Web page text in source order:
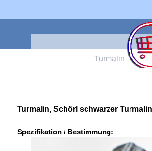
Turmalin
Turmalin, Schörl schwarzer Turmalin
Spezifikation / Bestimmung: